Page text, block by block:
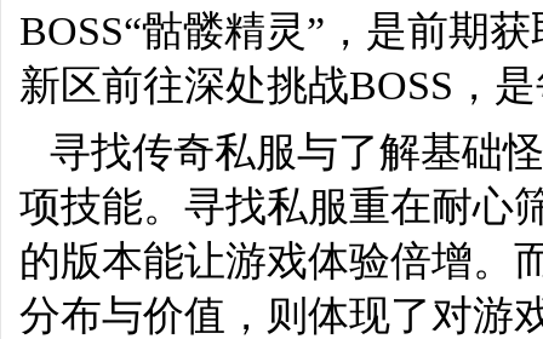
BOSS“骷髅精灵”，是前期
新区前往深处挑战BOSS，
寻找传奇私服与了解基础
项技能。寻找私服重在耐心
的版本能让游戏体验倍增。
分布与价值，则体现了对游